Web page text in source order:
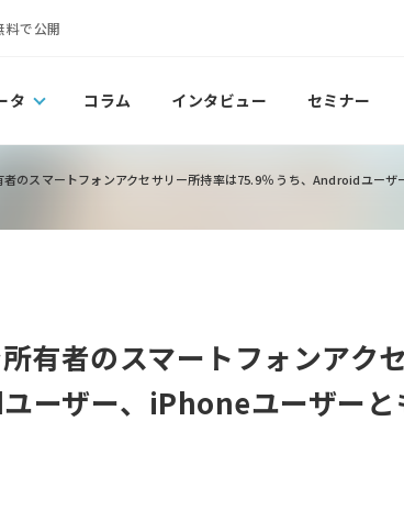
料で公開
タ コラム インタビュー セミナー
者のスマートフォンアクセサリー所持率は75.9％ うち、Androidユー
有者のスマートフォンアク
ーザー、iPhoneユーザーと